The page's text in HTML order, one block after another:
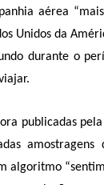
aérea
Unidos da
durante o
publicadas
algoritmo